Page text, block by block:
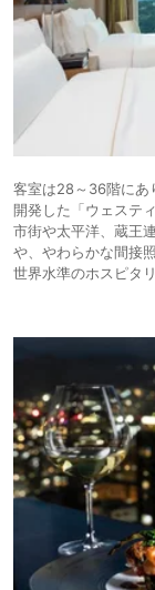
客室は28～36階にあ
開発した「ウェステ
市街や太平洋、蔵王
や、やわらかな間接
世界水準のホスピタ